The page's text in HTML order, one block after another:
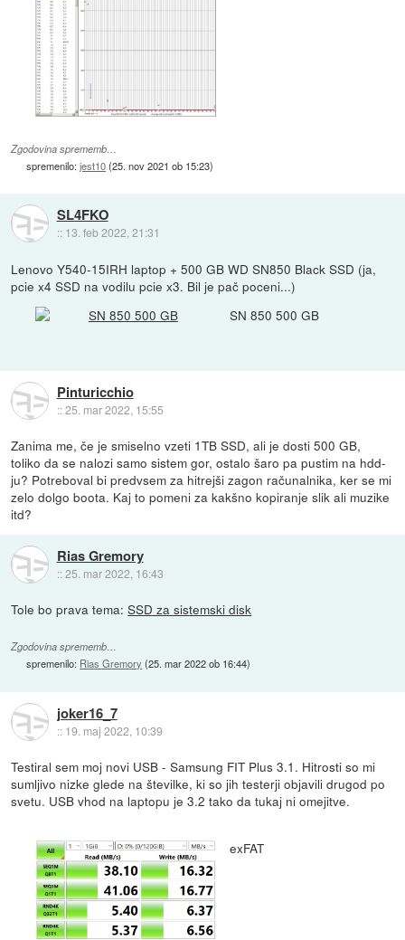
Zgodovina sprememb…
spremenilo:jest10(25. nov 2021 ob 15:23)
SL4FKO
:: 13. feb 2022, 21:31
Lenovo Y540-15IRH laptop + 500 GB WD SN850 Black SSD (ja,
pcie x4 SSD na vodilu pcie x3. Bil je pač poceni...)
SN 850 500 GB
Pinturicchio
::25. mar 2022, 15:55
Zanima me, če je smiselno vzeti 1TB SSD, ali je dosti 500 GB,
toliko da se nalozi samo sistem gor, ostalo šaro pa pustim na hdd-
ju? Potreboval bi predvsem za hitrejši zagon računalnika, ker se mi
zelo dolgo boota. Kaj to pomeni za kakšno kopiranje slik ali muzike
itd?
Rias Gremory
::25. mar 2022, 16:43
Tole bo prava tema:SSD za sistemski disk
Zgodovina sprememb…
spremenilo: Rias Gremory (25. mar 2022 ob 16:44)
joker16_7
:: 19. maj 2022, 10:39
Testiral sem moj novi USB - Samsung FIT Plus 3.1. Hitrosti so mi
sumljivo nizke glede na številke, ki so jih testerji objavili drugod po
svetu. USB vhod na laptopu je 3.2 tako da tukaj ni omejitve.
exFAT